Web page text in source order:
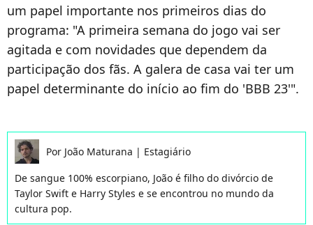
um papel importante nos primeiros dias do
programa: "A primeira semana do jogo vai ser
agitada e com novidades que dependem da
participação dos fãs. A galera de casa vai ter um
papel determinante do início ao fim do 'BBB 23'".
Por João Maturana | Estagiário
De sangue 100% escorpiano, João é filho do divórcio de
Taylor Swift e Harry Styles e se encontrou no mundo da
cultura pop.